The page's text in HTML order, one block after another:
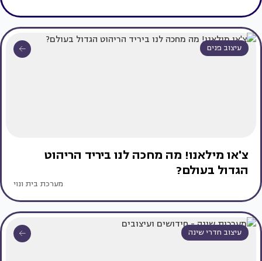
עיצוב פנים
צ'או מילאנו! מה מחכה לנו ביריד הריהוט
הגדול בעולם?
מערכת בית ונוי
עיצוב חדרי שינה